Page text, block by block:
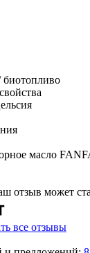
биотопливо
масло
отзыв может
все отзывы